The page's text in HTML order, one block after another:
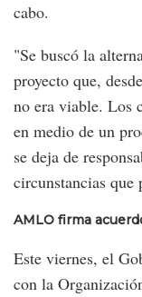
cabo.
"Se buscó la
proyecto que,
no era viable. Los
en medio de un
se deja de
circunstancias que
AMLO firma
Este viernes, el
con la